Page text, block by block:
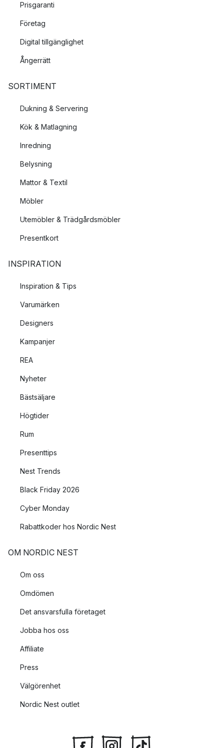
Prisgaranti
Företag
Digital tillgänglighet
Ångerrätt
SORTIMENT
Dukning & Servering
Kök & Matlagning
Inredning
Belysning
Mattor & Textil
Möbler
Utemöbler & Trädgårdsmöbler
Presentkort
INSPIRATION
Inspiration & Tips
Varumärken
Designers
Kampanjer
REA
Nyheter
Bästsäljare
Högtider
Rum
Presenttips
Nest Trends
Black Friday 2026
Cyber Monday
Rabattkoder hos Nordic Nest
OM NORDIC NEST
Om oss
Omdömen
Det ansvarsfulla företaget
Jobba hos oss
Affiliate
Press
Välgörenhet
Nordic Nest outlet